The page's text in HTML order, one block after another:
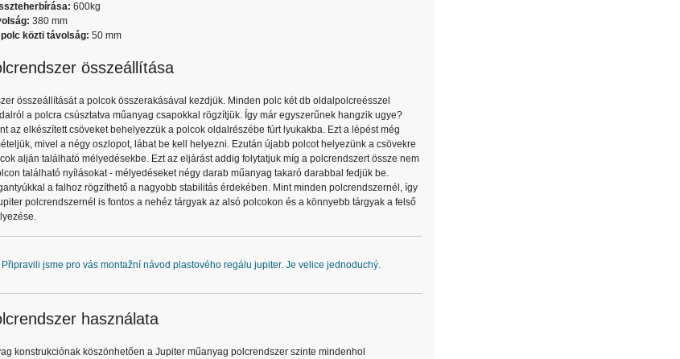
600kg
380 mm
közti távolság: 50 mm
összeállítása
összeállítását a polcok összerakásával kezdjük. Minden polc két db oldalpolcreésszel
a polcra csúsztatva műanyag csapokkal rögzítjük. Így már egyszerűnek hangzik ugye?
az elkészített csöveket behelyezzük a polcok oldalrészébe fúrt lyukakba. Ezt a lépést még
mivel a négy oszlopot, lábat be kell helyezni. Ezután újabb polcot helyezünk a csövekre
alján található mélyedésekbe. Ezt az eljárást addig folytatjuk míg a polcrendszert össze nem
található nyílásokat - mélyedéseket négy darab műanyag takaró darabbal fedjük be.
a falhoz rögzíthető a nagyobb stabilitás érdekében. Mint minden polcrendszernél, így
polcrendszernél is fontos a nehéz tárgyak az alsó polcokon és a könnyebb tárgyak a felső
Připravili jsme pro vás montažní návod plastového regálu jupiter. Je velice jednoduchý.
használata
konstrukciónak köszönhetően a Jupiter műanyag polcrendszer szinte mindenhol